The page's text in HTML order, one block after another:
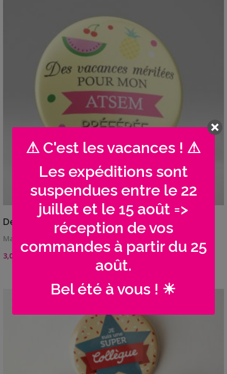
VIEW DETAILS
Des vacances méritées / Ananas
Magnet frigo 56 mmCadeau mignon et original à …
3,00
⚠ C'est les vacances ! ⚠
Les expéditions sont
suspendues entre le 22
juillet et le 15 août =>
réception de vos
commandes à partir du 25
août.
Bel été à vous ! ☀